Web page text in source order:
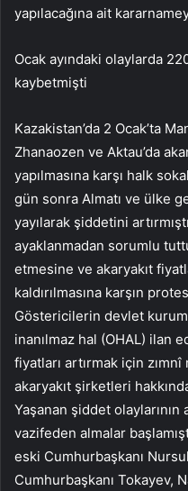
yapılacağına ait
Ocak ayındaki olaylarda
kaybetmişti
Kazakistan’da 2 Ocak’ta
Zhanaozen ve Aktau’da
yapılmasına karşı halk
gün sonra Almatı ve ülke
yayılarak şiddetini
ayaklanmadan sorumlu
etmesine ve akaryakıt
kaldırılmasına karşın
Göstericilerin devlet
inanılmaz hal (OHAL) ilan
fiyatları artırmak için
akaryakıt şirketleri
Yaşanan şiddet
vazifeden almalar
eski Cumhurbaşkanı
Cumhurbaşkanı Tokayev,